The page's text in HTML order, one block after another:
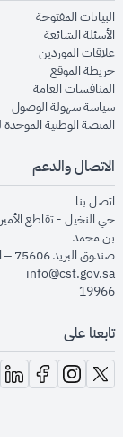
البيانات المفتوحة
الأسئلة الشائعةwindow
علاقات الموردين
خريطة الموقعwindow
المنافسات العامة
سياسة سهولة الوصول
المنصة الوطنية
الاتصال والدعم
اتصل بنا
حي النخيل - تقاطع
بن محمد
صندوق البريد 75606 – الرياض 11588
info@cst.gov.sa
19966
تابعنا على
opens in new window
in new window
window